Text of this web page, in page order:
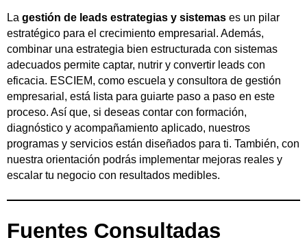
La gestión de leads estrategias y sistemas es un pilar
estratégico para el crecimiento empresarial. Además,
combinar una estrategia bien estructurada con sistemas
adecuados permite captar, nutrir y convertir leads con
eficacia. ESCIEM, como escuela y consultora de gestión
empresarial, está lista para guiarte paso a paso en este
proceso. Así que, si deseas contar con formación,
diagnóstico y acompañamiento aplicado, nuestros
programas y servicios están diseñados para ti. También, con
nuestra orientación podrás implementar mejoras reales y
escalar tu negocio con resultados medibles.
Fuentes Consultadas